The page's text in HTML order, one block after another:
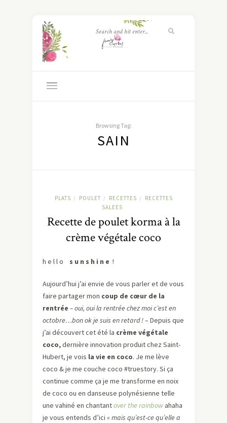
Browsing Tag:
SAIN
PLATS / POULET / RECETTES /
RECETTES
SALEES
Recette de poulet korma à la
crème végétale coco
h e l l o s u n s h i n e !
Aujourd’hui j’ai envie de vous parler et de vous
faire partager mon coup de cœur de la
rentrée – oui, oui la rentrée chez moi c’est en
octobre…bon ok je suis en retard !– Depuis que
j’ai découvert cet été la crème végétale
coco,dernière innovation produit chez Saint-
Hubert, je vois la vie en coco. Je me lève
coco & je me couche coco #truestory. Si ça
continue comme ça je me transforme en noix
de coco ou en danseuse polynésienne telle
une vahiné en chantantover the rainbow ahaha
je vous entends d’ici « mais qu’est-ce qu’elle a